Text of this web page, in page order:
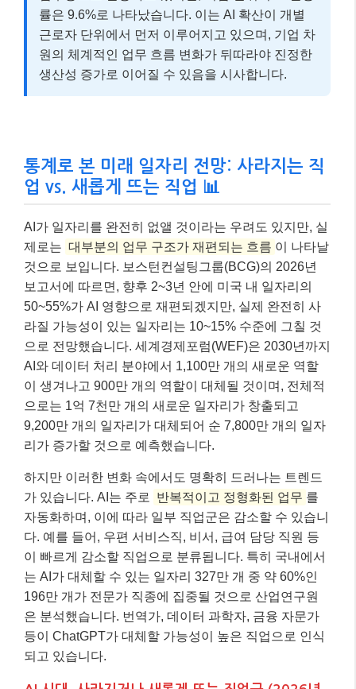
률은 9.6%로 나타났습니다. 이는 AI 확산이 개별
근로자 단위에서 먼저 이루어지고 있으며, 기업 차
원의 체계적인 업무 흐름 변화가 뒤따라야 진정한
생산성 증가로 이어질 수 있음을 시사합니다.
통계로 본 미래 일자리 전망: 사라지는 직
업 vs. 새롭게 뜨는 직업 📊
AI가 일자리를 완전히 없앨 것이라는 우려도 있지만, 실
제로는 대부분의 업무 구조가 재편되는 흐름 이 나타날
것으로 보입니다. 보스턴컨설팅그룹(BCG)의 2026년
보고서에 따르면, 향후 2~3년 안에 미국 내 일자리의
50~55%가 AI 영향으로 재편되겠지만, 실제 완전히 사
라질 가능성이 있는 일자리는 10~15% 수준에 그칠 것
으로 전망했습니다. 세계경제포럼(WEF)은 2030년까지
AI와 데이터 처리 분야에서 1,100만 개의 새로운 역할
이 생겨나고 900만 개의 역할이 대체될 것이며, 전체적
으로는 1억 7천만 개의 새로운 일자리가 창출되고
9,200만 개의 일자리가 대체되어 순 7,800만 개의 일자
리가 증가할 것으로 예측했습니다.
하지만 이러한 변화 속에서도 명확히 드러나는 트렌드
가 있습니다. AI는 주로
반복적이고 정형화된 업무 를
자동화하며, 이에 따라 일부 직업군은 감소할 수 있습니
다. 예를 들어, 우편 서비스직, 비서, 급여 담당 직원 등
이 빠르게 감소할 직업으로 분류됩니다. 특히 국내에서
는 AI가 대체할 수 있는 일자리 327만 개 중 약 60%인
196만 개가 전문가 직종에 집중될 것으로 산업연구원
은 분석했습니다. 번역가, 데이터 과학자, 금융 자문가
등이 ChatGPT가 대체할 가능성이 높은 직업으로 인식
되고 있습니다.